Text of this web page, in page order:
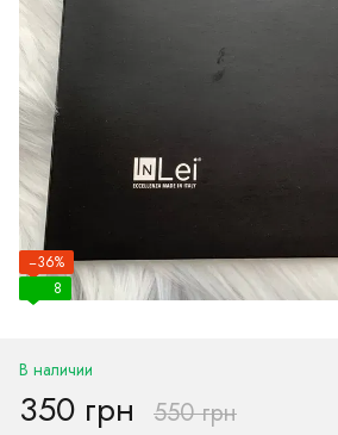
−36%
8
В наличии
350 грн 550 грн